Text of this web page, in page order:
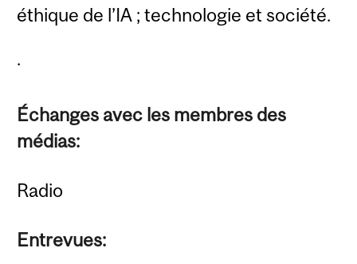
éthique de l’IA ; technologie et société.
.
Échanges avec les membres des
médias:
Radio
Entrevues: